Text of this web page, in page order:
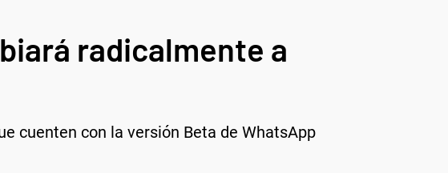
radicalmente a
cuenten con la versión Beta de WhatsApp